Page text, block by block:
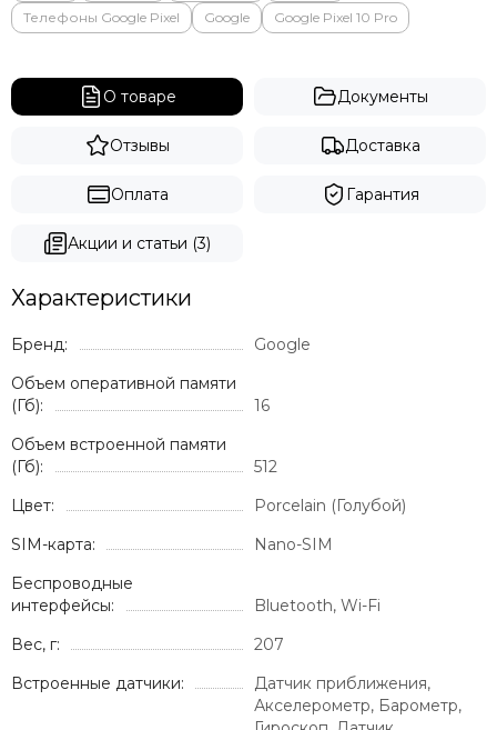
Телефоны Google Pixel
Google Google Pixel 10 Pro
О товаре Документы
Отзывы Доставка
Оплата Гарантия
Акции и статьи (3)
Характеристики
Бренд:
Google
Объем оперативной памяти
(Гб):
16
Объем встроенной памяти
(Гб):
512
Цвет:
Porcelain (Голубой)
SIM-карта:
Nano-SIM
Беспроводные
интерфейсы:
Bluetooth, Wi-Fi
Вес, г:
207
Встроенные датчики:
Датчик приближения,
Акселерометр, Барометр,